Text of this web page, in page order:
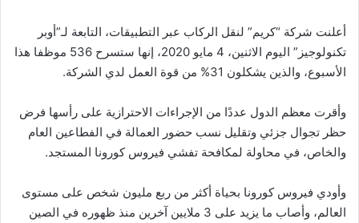
أعلنت شركة “كريم” لنقل الركاب عبر التطبيقات، التابعة لـ”أوبر
تكنولوجيز” اليوم الاثنين، 4 مايو 2020، إنها ستسرح 536 موظفا هذا
الأسبوع، والذين يشكلون 31% من قوة العمل لدي الشركة.
وأقرت معظم الدول عددًا من الإجراءات الاحترازية على رأسها فرض
حظر تجوال جزئي وتقليل نسب حضور العمالة في الفطاعين العام
والخاص، في محاولة لمكافحة تفشي فيروس كورونا المستجد.
وأودي فيروس كورونا بحياة أكثر من ربع مليون شخص على مستوى
العالم، وأصاب ما يزيد على 3 ملايين آخرين منذ ظهوره في الصين